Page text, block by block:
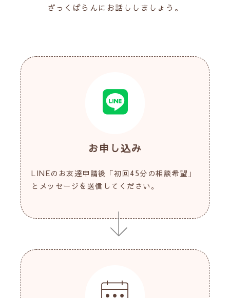
ざっくばらんにお話ししましょう。
お申し込み
LINEのお友達申請後「初回45分の相談希望」
とメッセージを送信してください。